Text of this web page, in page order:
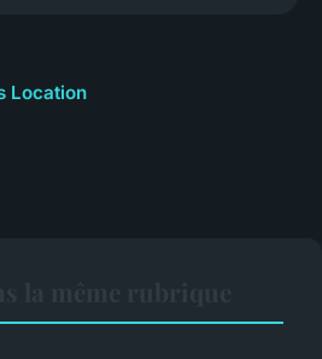
Location